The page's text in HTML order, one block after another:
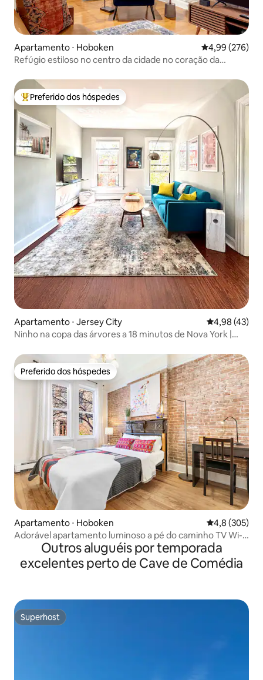
Apartamento ⋅ Hoboken 4,99 de uma
4,99 (276)
Refúgio estiloso no centro da cidade no coração da
Entre os melhores preferidos dos hóspedes
Preferido dos hóspedes
Apartamento ⋅ Jersey City 4,98 de uma
4,98 (43)
Ninho na copa das árvores a 18 minutos de Nova York |
Preferido dos hóspedes
Preferido dos hóspedes
Apartamento ⋅ Hoboken 4,8 de uma
4,8 (305)
Adorável apartamento luminoso a pé do caminho TV Wi-Fi
Outros aluguéis por temporada
excelentes perto de Cave de Comédia
Superhost
Superhost